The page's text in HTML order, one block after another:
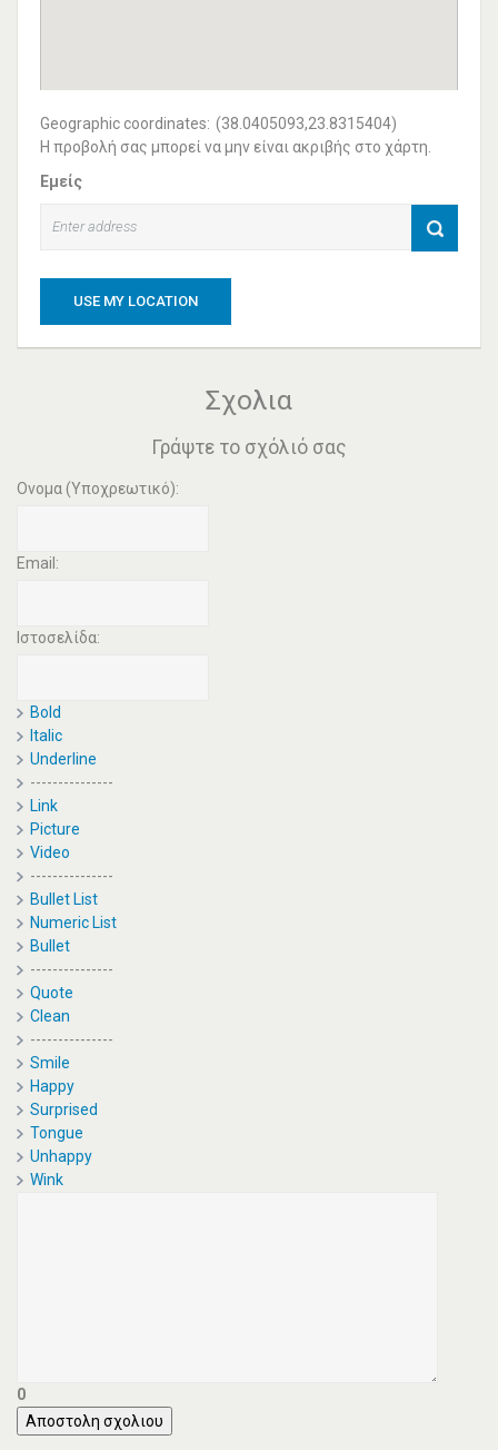
Geographic coordinates: (38.0405093,23.8315404)
Η προβολή σας μπορεί να μην είναι ακριβής στο χάρτη.
Εμείς
USE MY LOCATION
Σχολια
Γράψτε το σχόλιό σας
Ονομα (Υποχρεωτικό):
Email:
Ιστοσελίδα:
Bold
Italic
Underline
---------------
Link
Picture
Video
---------------
Bullet List
Numeric List
Bullet
---------------
Quote
Clean
---------------
Smile
Happy
Surprised
Tongue
Unhappy
Wink
0
Αποστολη σχολιου